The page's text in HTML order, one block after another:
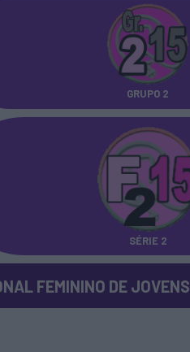
GRUPO 2
SÉRIE 2
FEMININO DE JOVENS